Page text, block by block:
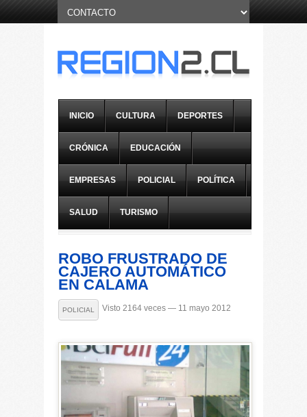
INICIO CULTURA DEPORTES
CRÓNICA EDUCACIÓN
EMPRESAS POLICIAL POLÍTICA
SALUD TURISMO
ROBO FRUSTRADO DE
CAJERO AUTOMÁTICO
EN CALAMA
POLICIAL Visto 2164 veces — 11 mayo 2012